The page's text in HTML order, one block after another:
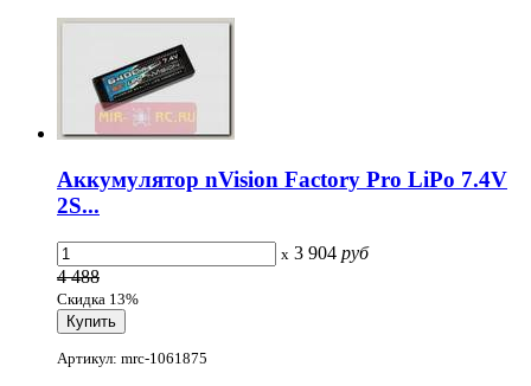
Аккумулятор nVision Factory Pro LiPo 7.4V
2S...
x 3 904 руб
4 488
Скидка 13%
Артикул: mrc-1061875